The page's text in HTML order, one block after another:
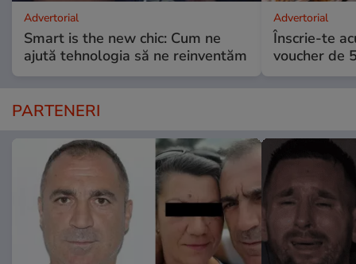
Advertorial
Smart is the new chic: Cum ne
ajută tehnologia să ne reinventăm
Advertorial
Înscrie-te
voucher de
PARTENERI